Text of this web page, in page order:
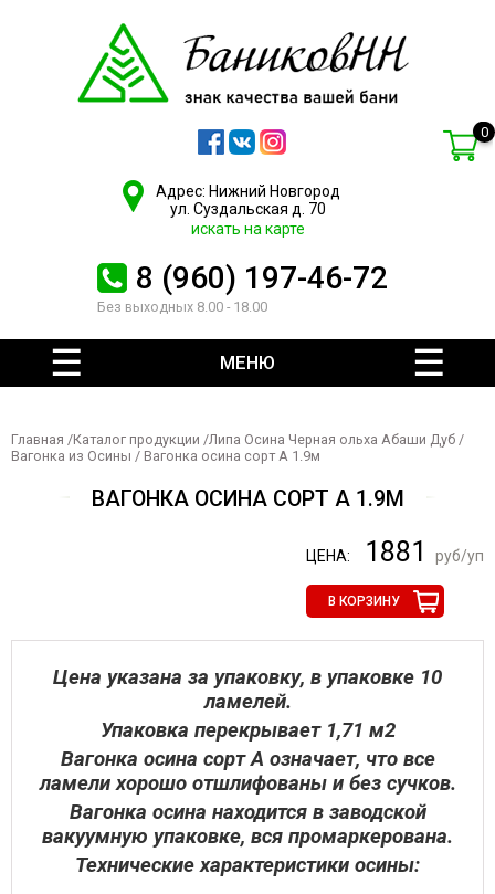
Адрес: Нижний Новгород
ул. Суздальская д. 70
искать на карте
8 (960) 197-46-72
Без выходных 8.00 - 18.00
0
МЕНЮ
Главная /Каталог продукции /Липа Осина Черная ольха Абаши Дуб /
Вагонка из Осины / Вагонка осина сорт А 1.9м
ВАГОНКА ОСИНА СОРТ А 1.9М
ЦЕНА: 1881 руб/уп
В КОРЗИНУ
Цена указана за упаковку, в упаковке 10
ламелей.
Упаковка перекрывает 1,71 м2
Вагонка осина сорт А означает, что все
ламели хорошо отшлифованы и без сучков.
Вагонка осина находится в заводской
вакуумную упаковке, вся промаркерована.
Технические характеристики осины: